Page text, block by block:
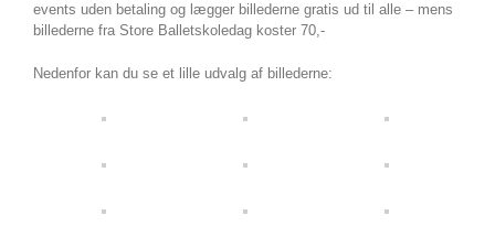
events uden betaling og lægger billederne gratis ud til alle – mens
billederne fra Store Balletskoledag koster 70,-
Nedenfor kan du se et lille udvalg af billederne: